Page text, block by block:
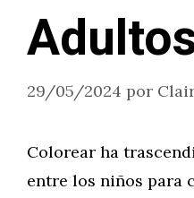
29/05/2024 por
Colorear ha
entre los niños para